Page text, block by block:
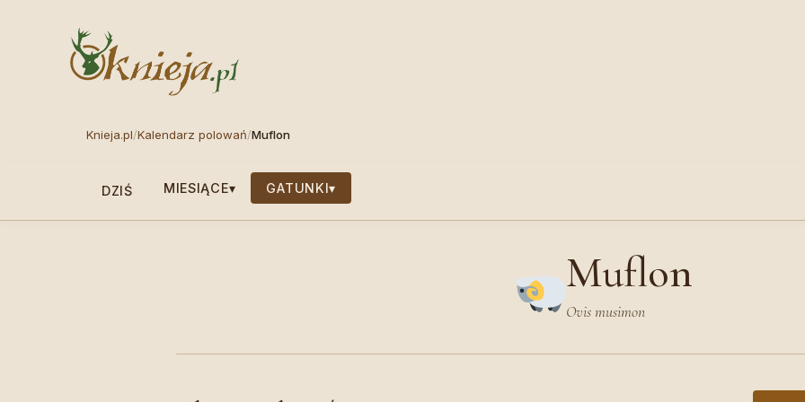
Knieja.pl/Kalendarz polowań/Muflon
DZIŚ MIESIĄCE▾ GATUNKI▾
Muflon
Ovis musimon